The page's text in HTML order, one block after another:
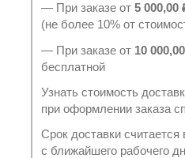
— При заказе от 5 000,00
(не более 10% от
— При заказе от 10
бесплатной
Узнать стоимость
при оформлении заказа
Срок доставки считается
с ближайшего рабочего